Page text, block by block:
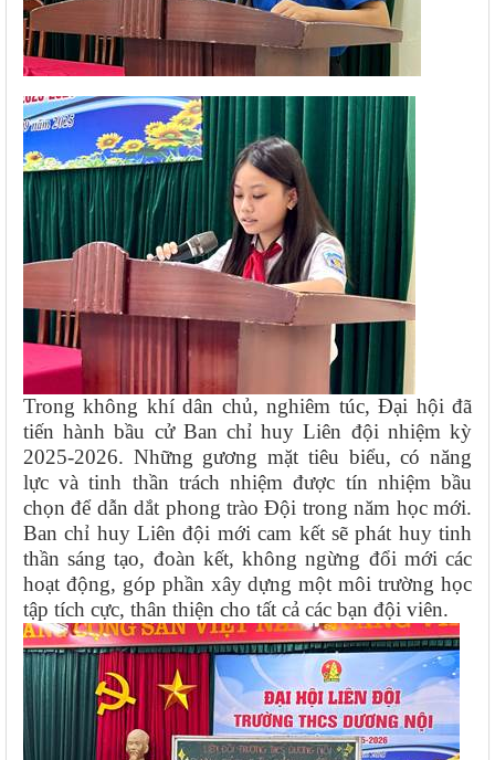
Trong không khí dân chủ, nghiêm túc, Đại hội đã
tiến hành bầu cử Ban chỉ huy Liên đội nhiệm kỳ
2025-2026. Những gương mặt tiêu biểu, có năng
lực và tinh thần trách nhiệm được tín nhiệm bầu
chọn để dẫn dắt phong trào Đội trong năm học mới.
Ban chỉ huy Liên đội mới cam kết sẽ phát huy tinh
thần sáng tạo, đoàn kết, không ngừng đổi mới các
hoạt động, góp phần xây dựng một môi trường học
tập tích cực, thân thiện cho tất cả các bạn đội viên.